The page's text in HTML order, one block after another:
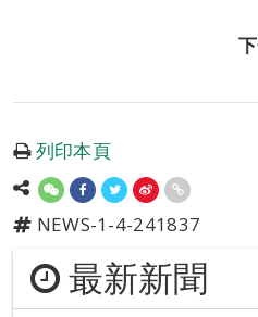
列印本頁
NEWS-1-4-241837
最新新聞